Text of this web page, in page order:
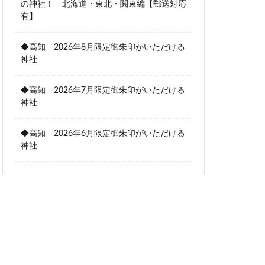
の神社！ 北海道・東北・関東編【郵送対応
有】
◆高知 2026年8月限定御朱印がいただける
神社
◆高知 2026年7月限定御朱印がいただける
神社
◆高知 2026年6月限定御朱印がいただける
神社